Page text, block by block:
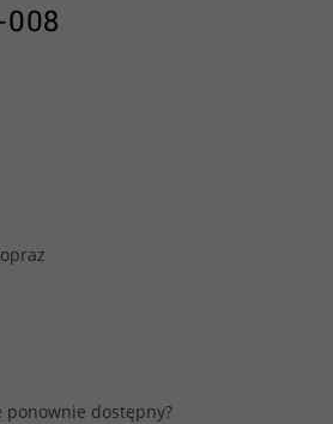
dostępny?